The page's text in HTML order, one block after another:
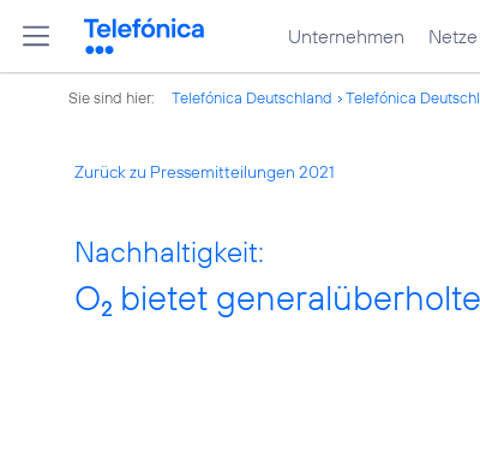
Unternehmen Netze
Sie sind hier: Telefónica Deutschland Telefónica
Zurück zu Pressemitteilungen 2021
Nachhaltigkeit:
O2 bietet